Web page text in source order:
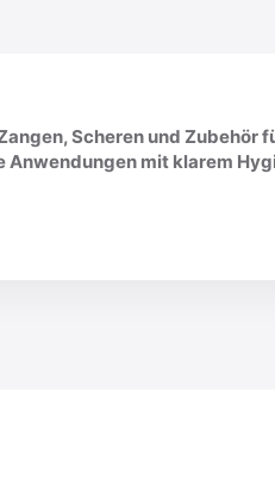
Scheren und Zubehör
Anwendungen mit klarem